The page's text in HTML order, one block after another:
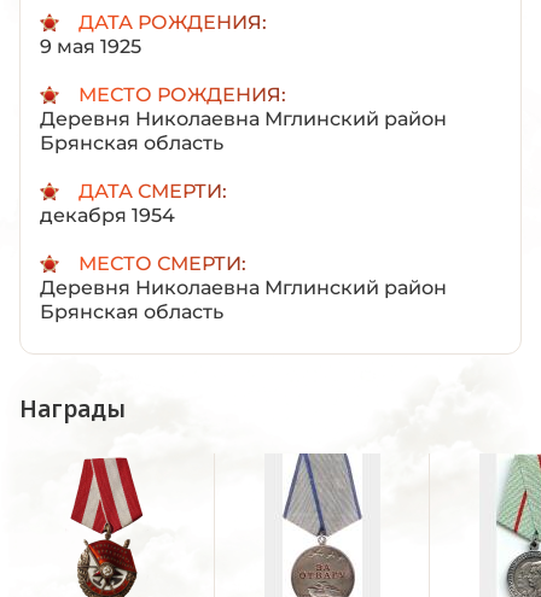
ДАТА РОЖДЕНИЯ:
9 мая 1925
МЕСТО РОЖДЕНИЯ:
Деревня Николаевна Мглинский район
Брянская область
ДАТА СМЕРТИ:
декабря 1954
МЕСТО СМЕРТИ:
Деревня Николаевна Мглинский район
Брянская область
Награды